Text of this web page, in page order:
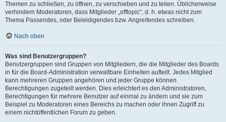
Themen zu schließen, zu öffnen, zu verschieben und zu teilen. Üblicherweise
verhindern Moderatoren, dass Mitglieder „offtopic“, d. h. etwas nicht zum
Thema Passendes, oder Beleidigendes bzw. Angreifendes schreiben.
Nach oben
Was sind Benutzergruppen?
Benutzergruppen sind Gruppen von Mitgliedern, die die Mitglieder des Boards
in für die Board-Administration verwaltbare Einheiten aufteilt. Jedes Mitglied
kann mehreren Gruppen angehören und jeder Gruppe können
Berechtigungen zugeteilt werden. Dies erleichtert es den Administratoren,
Berechtigungen für mehrere Benutzer auf einmal zu ändern und sie zum
Beispiel zu Moderatoren eines Bereichs zu machen oder ihnen Zugriff zu
einem nichtöffentlichen Forum zu geben.